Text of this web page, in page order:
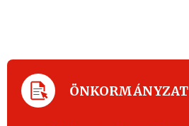
ÖNKORMÁNYZAT